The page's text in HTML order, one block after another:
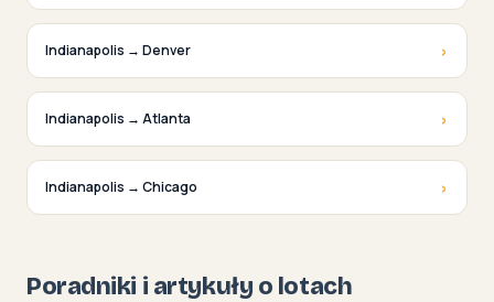
Indianapolis → Denver ›
Indianapolis → Atlanta ›
Indianapolis → Chicago ›
Poradniki i artykuły o lotach